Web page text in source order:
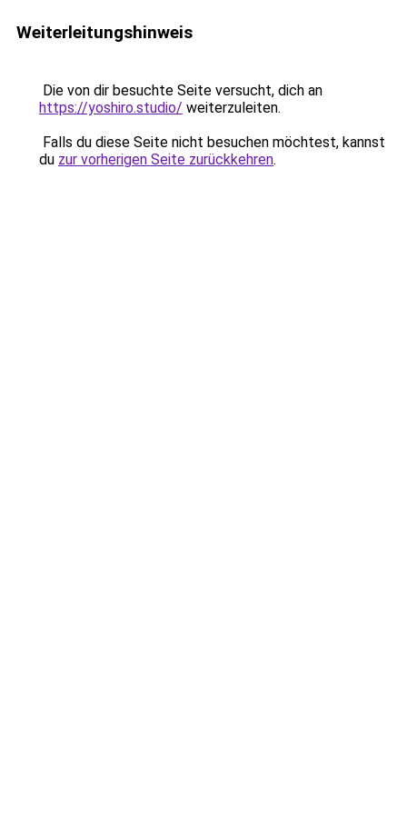
Weiterleitungshinweis
Die von dir besuchte Seite versucht, dich an
https://yoshiro.studio/ weiterzuleiten.
Falls du diese Seite nicht besuchen möchtest, kannst
du zur vorherigen Seite zurückkehren.